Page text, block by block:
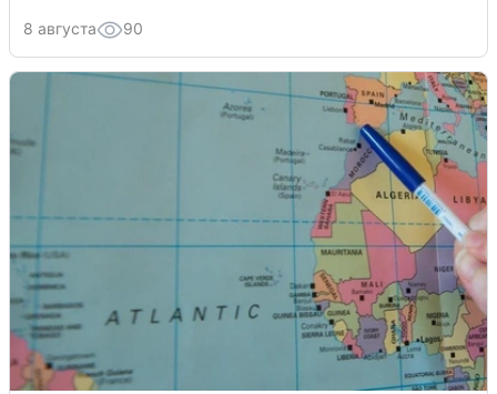
8 августа 90